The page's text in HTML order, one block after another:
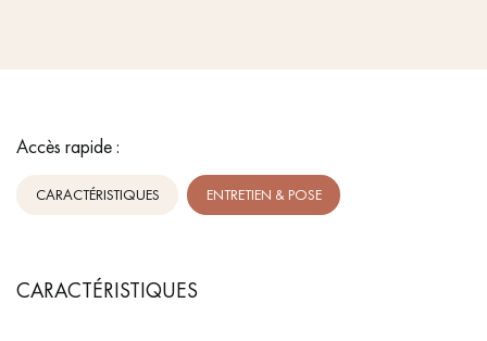
Accès rapide :
CARACTÉRISTIQUES ENTRETIEN & POSE
CARACTÉRISTIQUES